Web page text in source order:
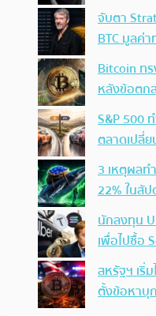
จับตา
BTC มูลค่
Bitcoin ท
หลังข้อตก
S&P 500
ตลาดเปลี่
3 เหตุผลท
22% ในสั
นักลงทุน
เพื่อไปซื้อ
สหรัฐฯ เริ่
ตั้งข้อหาบุ